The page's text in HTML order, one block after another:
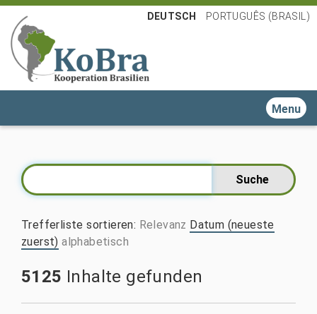
DEUTSCH PORTUGUÊS (BRASIL)
Toggle
Trefferliste sortieren: Relevanz Datum (neueste
zuerst) alphabetisch
5125 Inhalte gefunden